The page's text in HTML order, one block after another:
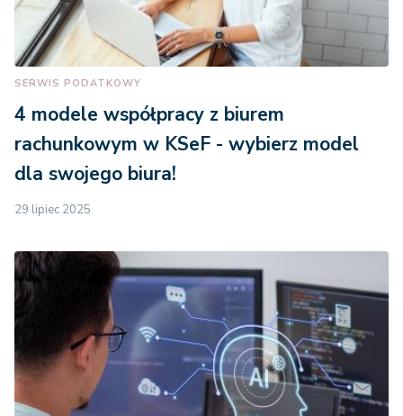
SERWIS PODATKOWY
4 modele współpracy z biurem
rachunkowym w KSeF - wybierz model
dla swojego biura!
29 lipiec 2025